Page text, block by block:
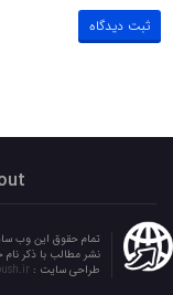
تمام حقوق این وب
نشر مطالب با ذکر نام
طراحی سایت :